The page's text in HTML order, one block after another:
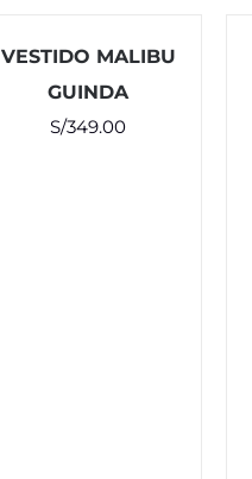
VESTIDO MALIBU
GUINDA
S/349.00